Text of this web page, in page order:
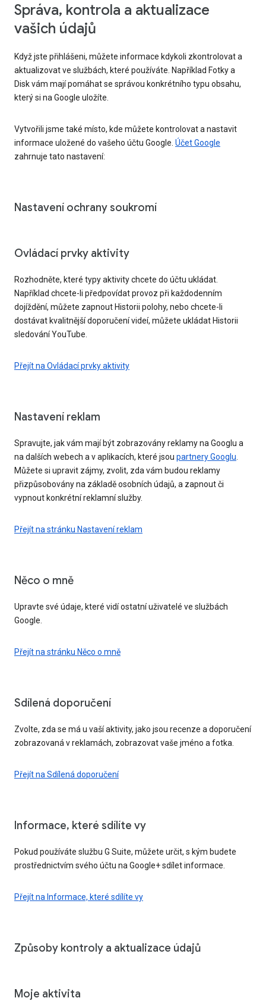
Správa, kontrola a aktualizace
vašich údajů
Když jste přihlášeni, můžete informace kdykoli zkontrolovat a
aktualizovat ve službách, které používáte. Například Fotky a
Disk vám mají pomáhat se správou konkrétního typu obsahu,
který si na Google uložíte.
Vytvořili jsme také místo, kde můžete kontrolovat a nastavit
informace uložené do vašeho účtu Google. Účet Google
zahrnuje tato nastavení:
Nastavení ochrany soukromí
Ovládací prvky aktivity
Rozhodněte, které typy aktivity chcete do účtu ukládat.
Například chcete-li předpovídat provoz při každodenním
dojíždění, můžete zapnout Historii polohy, nebo chcete-li
dostávat kvalitnější doporučení videí, můžete ukládat Historii
sledování YouTube.
Přejít na Ovládací prvky aktivity
Nastavení reklam
Spravujte, jak vám mají být zobrazovány reklamy na Googlu a
na dalších webech a v aplikacích, které jsou partnery Googlu
Můžete si upravit zájmy, zvolit, zda vám budou reklamy
přizpůsobovány na základě osobních údajů, a zapnout či
vypnout konkrétní reklamní služby.
Přejít na stránku Nastavení reklam
Něco o mně
Upravte své údaje, které vidí ostatní uživatelé ve službách
Google.
Přejít na stránku Něco o mně
Sdílená doporučení
Zvolte, zda se má u vaší aktivity, jako jsou recenze a doporučení
zobrazovaná v reklamách, zobrazovat vaše jméno a fotka.
Přejít na Sdílená doporučení
Informace, které sdílíte vy
Pokud používáte službu G Suite, můžete určit, s kým budete
prostřednictvím svého účtu na Google+ sdílet informace.
Přejít na Informace, které sdílíte vy
Způsoby kontroly a aktualizace údajů
Moje aktivita